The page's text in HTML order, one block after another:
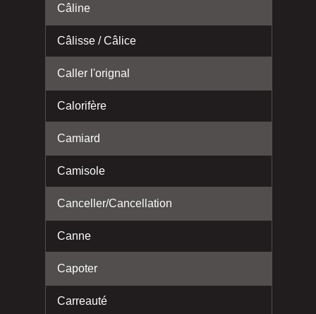
Câline
Câlisse / Câlice
Caller l'orignal
Calorifère
Camiard
Camisole
Canceller/Cancellation
Canne
Capoter
Carreauté